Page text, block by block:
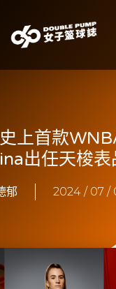
史上首款
出任天梭表
郁 2024 / 07 /